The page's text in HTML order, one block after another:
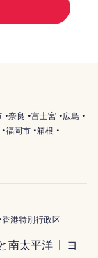
奈良 富士宮
広島
福岡市 箱根
香港特別行政区
南太平洋
ヨ